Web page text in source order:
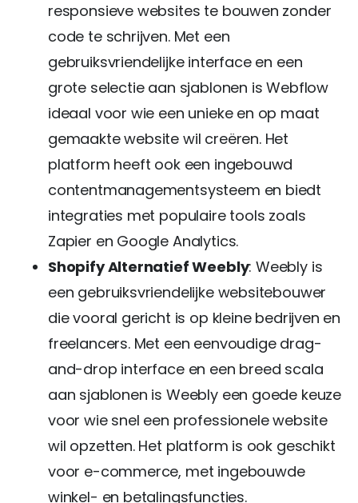
responsieve websites te bouwen zonder
code te schrijven. Met een
gebruiksvriendelijke interface en een
grote selectie aan sjablonen is Webflow
ideaal voor wie een unieke en op maat
gemaakte website wil creëren. Het
platform heeft ook een ingebouwd
contentmanagementsysteem en biedt
integraties met populaire tools zoals
Zapier en Google Analytics.
Shopify Alternatief Weebly: Weebly is
een gebruiksvriendelijke websitebouwer
die vooral gericht is op kleine bedrijven en
freelancers. Met een eenvoudige drag-
and-drop interface en een breed scala
aan sjablonen is Weebly een goede keuze
voor wie snel een professionele website
wil opzetten. Het platform is ook geschikt
voor e-commerce, met ingebouwde
winkel- en betalingsfuncties.